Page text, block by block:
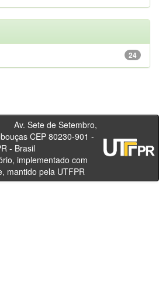
24
de Setembro,
CEP 80230-901 -
- PR - Brasil
implementado com
mantido pela UTFPR